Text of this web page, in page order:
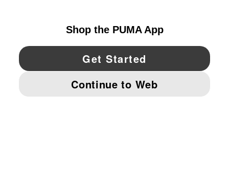
YouTube Twitter Pinterest
IMPRINT AND LEGAL DATA